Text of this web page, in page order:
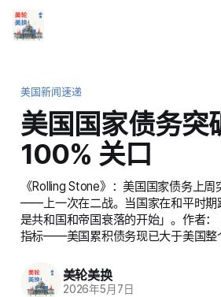
美国新闻速递
美国国家债务突
100% 关口
《Rolling Stone》：美国国家债务上
——上一次在二战。当国家在和平时期
是共和国和帝国衰落的开始」。作者
指标——美国累积债务现已大于美国整
美轮美换
2026年5月7日